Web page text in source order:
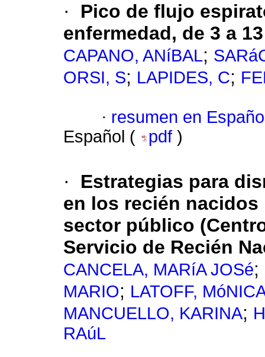
·
Pico de flujo
enfermedad, de 3 a
CAPANO, ANíBAL;
ORSI, S; LAPIDES, C;
· resumen en
Español (
pdf )
·
Estrategias para
en los recién nacidos
sector público
Servicio de Recién
CANCELA, MARíA JOSé;
MARIO; LATOFF,
MANCUELLO, KARINA;
RAúL